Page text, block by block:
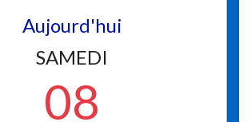
Aujourd'hui
SAMEDI
08